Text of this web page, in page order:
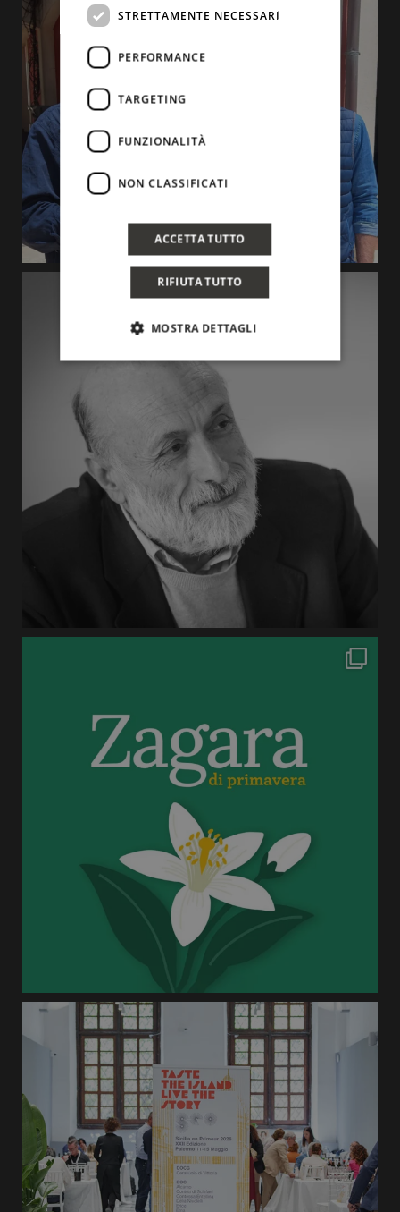
STRETTAMENTE NECESSARI
PERFORMANCE
TARGETING
FUNZIONALITÀ
NON CLASSIFICATI
ACCETTA TUTTO
RIFIUTA TUTTO
MOSTRA DETTAGLI